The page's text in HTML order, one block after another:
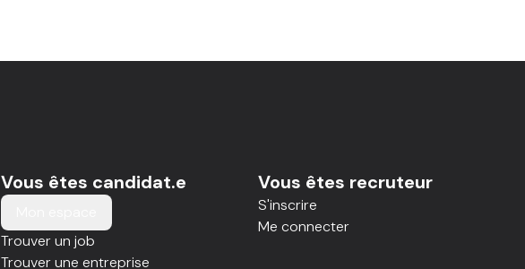
Vous êtes candidat.e
Trouver un job
Trouver une entreprise
Vous êtes recruteur
S'inscrire
Me connecter